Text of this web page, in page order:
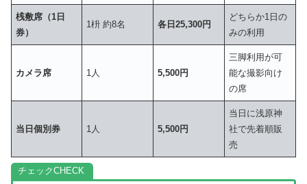
桟敷席（1日
券）
1枡 約8名 各日25,300円
どちらか1日の
みの利用
カメラ席 1人 5,500円
三脚利用が可
能な撮影向け
の席
当日個別券 1人 5,500円
当日に浅原神
社で先着順販
売
チェック